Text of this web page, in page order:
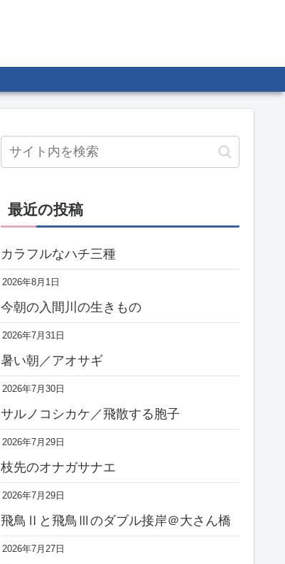
最近の投稿
カラフルなハチ三種
2026年8月1日
今朝の入間川の生きもの
2026年7月31日
暑い朝／アオサギ
2026年7月30日
サルノコシカケ／飛散する胞子
2026年7月29日
枝先のオナガサナエ
2026年7月29日
飛鳥Ⅱと飛鳥Ⅲのダブル接岸＠大さん橋
2026年7月27日